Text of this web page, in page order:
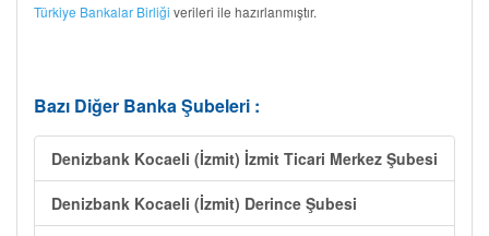
Türkiye Bankalar Birliği verileri ile hazırlanmıştır.
Bazı Diğer Banka Şubeleri :
Denizbank Kocaeli (İzmit) İzmit Ticari Merkez Şubesi
Denizbank Kocaeli (İzmit) Derince Şubesi